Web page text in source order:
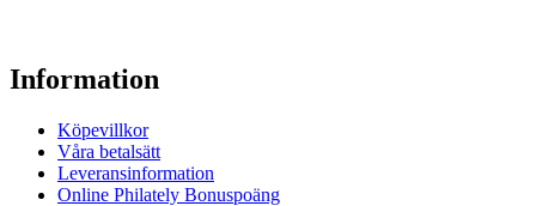
Information
Köpevillkor
Våra betalsätt
Leveransinformation
Online Philately Bonuspoäng